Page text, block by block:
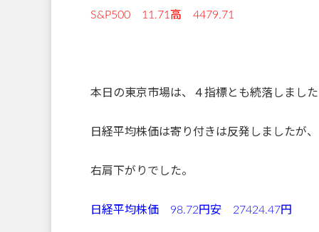
S&P500 11.71高 4479.71
本日の東京市場は、４指標とも続落しまし
日経平均株価は寄り付きは反発しましたが、
右肩下がりでした。
日経平均株価 98.72円安 27424.47円